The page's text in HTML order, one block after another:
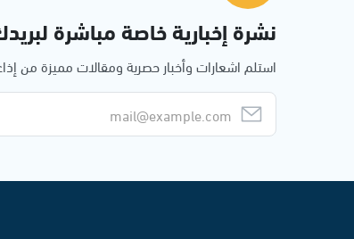
نشرة إخبارية خاصة مباشرة
استلم اشعارات وأخبار حصرية ومقالات مميزة من